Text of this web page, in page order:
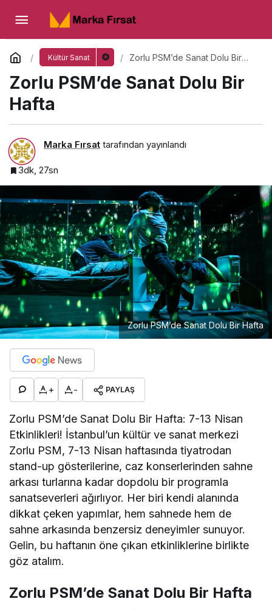
Kültür Sanat
Zorlu PSM’de Sanat Dolu Bir
Zorlu PSM’de Sanat Dolu Bir
Hafta
Marka Fırsat tarafından yayınlandı
3dk, 27sn
Zorlu PSM’de Sanat Dolu Bir Hafta
+ - PAYLAŞ
Zorlu PSM’de Sanat Dolu Bir Hafta: 7-13 Nisan
Etkinlikleri! İstanbul’un kültür ve sanat merkezi
Zorlu PSM, 7-13 Nisan haftasında tiyatrodan
stand-up gösterilerine, caz konserlerinden sahne
arkası turlarına kadar dopdolu bir programla
sanatseverleri ağırlıyor. Her biri kendi alanında
dikkat çeken yapımlar, hem sahnede hem de
sahne arkasında benzersiz deneyimler sunuyor.
Gelin, bu haftanın öne çıkan etkinliklerine birlikte
göz atalım.
Zorlu PSM’de Sanat Dolu Bir Hafta
Zorlu PSM’de Sanat Dolu Bir Hafta
Yorum Yap